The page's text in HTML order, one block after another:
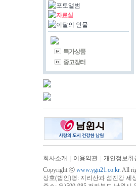
포토앨범
자료실
이달의 인물
특가상품
중고장터
회사소개 이용약관 개인정보취
Copyright ⓒ www.ygn21.co.kr. All
상호(법인)명: 지리산과 섬진강 세